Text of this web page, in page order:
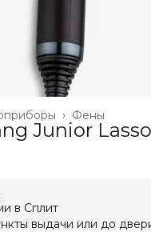
Фены
›
Junior
в Сплит
выдачи или до